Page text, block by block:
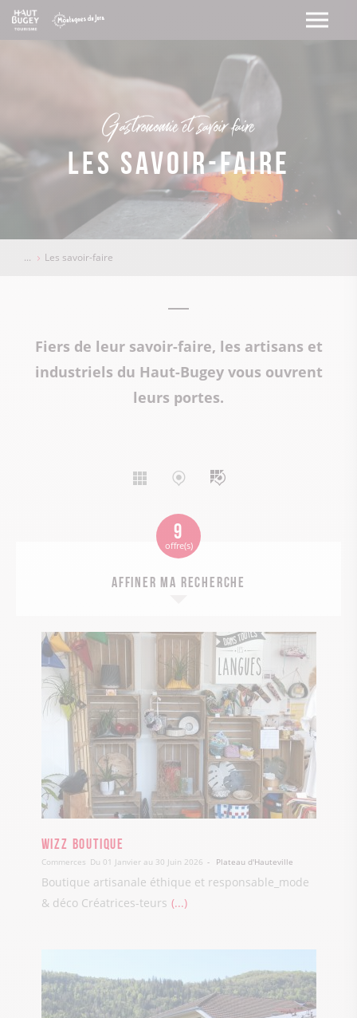
Gastronomie et savoir-faire
Les savoir-faire
Les savoir-faire
Fiers de leur savoir-faire, les artisans et
industriels du Haut-Bugey vous ouvrent
leurs portes.
Affichage Affichage
9
offre(s)
Affiner ma recherche
Wizz Boutique
Commerces Du 01 Janvier au 30 Juin 2026 Plateau d'Hauteville
Boutique artisanale éthique et responsable_mode
& déco Créatrices-teurs ...